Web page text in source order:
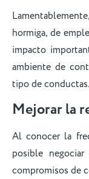
hormiga, de
impacto
ambiente de
tipo de conductas.
Mejorar la
Al conocer la
posible
compromisos de